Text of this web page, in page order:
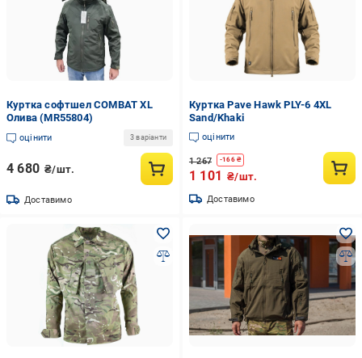
Куртка софтшел COMBAT XL
Олива (MR55804)
оцінити 3 варіанти
4 680 ₴/шт.
Доставимо
Куртка Pave Hawk PLY-6 4XL
Sand/Khaki
оцінити
1 267 -166₴
1 101 ₴/шт.
Доставимо